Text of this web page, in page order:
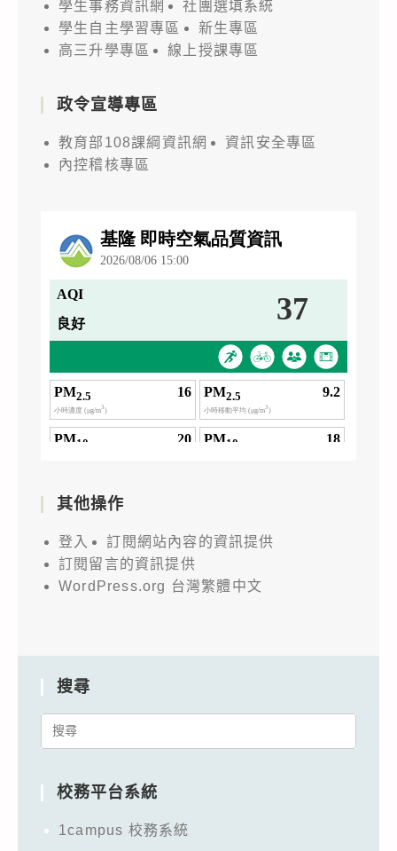
學生事務資訊網
社團選填系統
學生自主學習專區
新生專區
高三升學專區
線上授課專區
政令宣導專區
教育部108課綱資訊網
資訊安全專區
內控稽核專區
其他操作
登入
訂閱網站內容的資訊提供
訂閱留言的資訊提供
WordPress.org 台灣繁體中文
搜尋
Search
校務平台系統
1campus 校務系統